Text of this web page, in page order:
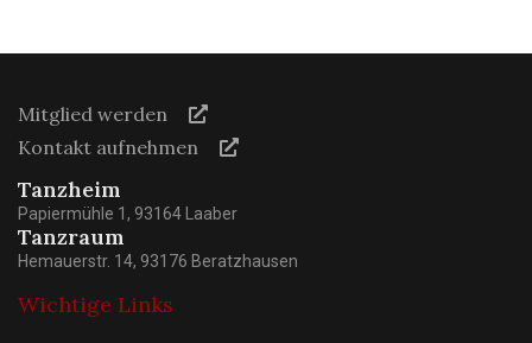
Mitglied werden
Kontakt aufnehmen
Tanzheim
Papiermühle 1, 93164 Laaber
Tanzraum
Hemauerstr. 14, 93176 Beratzhausen
Wichtige Links